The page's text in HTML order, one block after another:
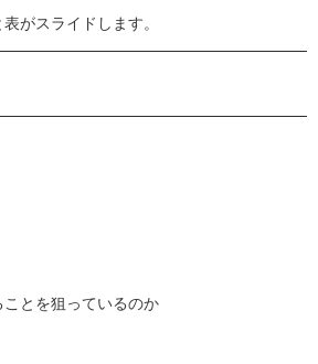
がスライドします。
ことを狙っているのか